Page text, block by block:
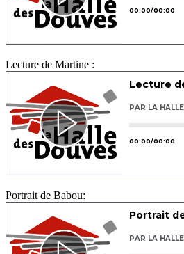
Lecture de Martine :
Portrait de Babou: